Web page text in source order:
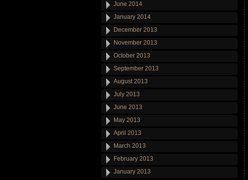
June 2014
January 2014
December 2013
November 2013
October 2013
September 2013
August 2013
July 2013
June 2013
May 2013
April 2013
March 2013
February 2013
January 2013